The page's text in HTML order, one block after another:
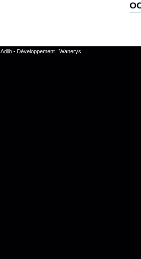
Adlib- Développement : Wanerys